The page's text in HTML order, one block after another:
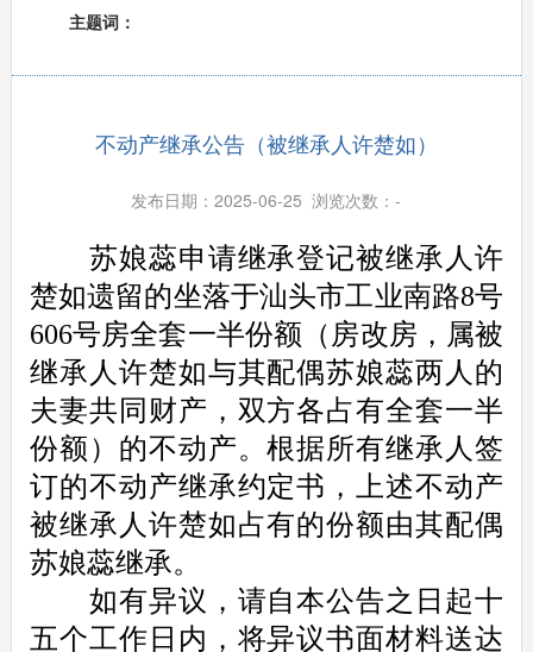
主题词：
不动产继承公告（被继承人许楚如）
发布日期：2025-06-25 浏览次数：-
苏娘蕊申请继承登记被继承人许
楚如遗留的坐落于汕头市工业南路8号
606号房全套一半份额（房改房，属被
继承人许楚如与其配偶苏娘蕊两人的
夫妻共同财产，双方各占有全套一半
份额）的不动产。根据所有继承人签
订的不动产继承约定书，上述不动产
被继承人许楚如占有的份额由其配偶
苏娘蕊继承。
如有异议，请自本公告之日起十
五个工作日内，将异议书面材料送达